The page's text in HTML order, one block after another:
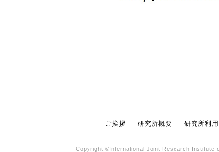
ご挨拶 研究所概要 研究所利
Copyright ©International Joint Research Institute